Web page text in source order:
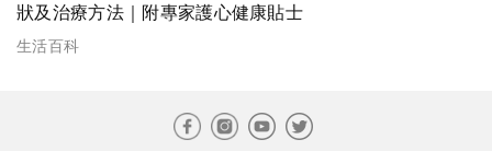
狀及治療方法｜附專家護心健康貼士
生活百科